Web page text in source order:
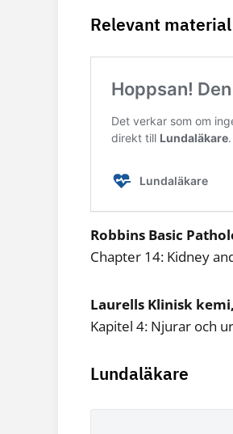
Relevant material
Robbins Basic
Chapter 14: Kidney
Laurells Klinisk
Kapitel 4: Njurar och
Lundaläkare